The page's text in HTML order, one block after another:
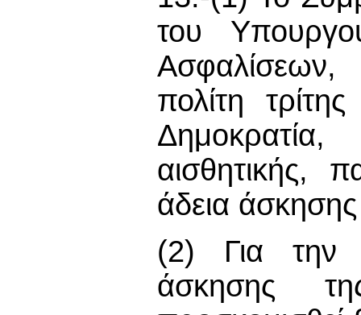
του
Ασφαλίσεων,
πολίτη
αισθητικής,
άδεια άσκησης
(2) Για την
άσκησης